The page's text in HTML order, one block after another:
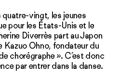
quatre-vingt, les jeunes
pour les États-Unis et le
Diverrès part au Japon
Kazuo Ohno, fondateur du
chorégraphe ». C’est donc
par entrer dans la danse.